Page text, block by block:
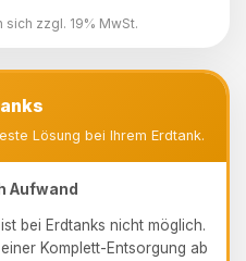
zzgl. 19% MwSt.
Lösung bei Ihrem Erdtank.
Aufwand
bei Erdtanks nicht möglich.
Komplett-Entsorgung ab